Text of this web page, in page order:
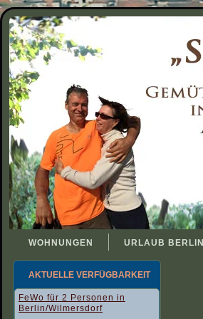
WOHNUNGEN URLAUB BERLIN
AKTUELLE VERFÜGBARKEIT
FeWo für 2 Personen in
Berlin/Wilmersdorf